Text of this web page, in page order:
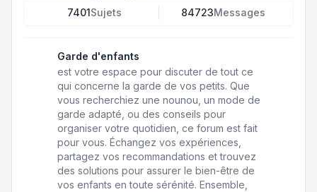
7401Sujets 84723Messages
Garde d'enfants
est votre espace pour discuter de tout ce
qui concerne la garde de vos petits. Que
vous recherchiez une nounou, un mode de
garde adapté, ou des conseils pour
organiser votre quotidien, ce forum est fait
pour vous. Échangez vos expériences,
partagez vos recommandations et trouvez
des solutions pour assurer le bien-être de
vos enfants en toute sérénité. Ensemble,